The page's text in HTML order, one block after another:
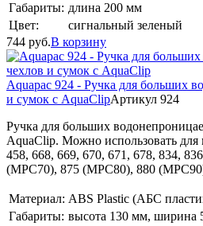
Габариты: длина 200 мм
Цвет:
сигнальный зеленый
744 руб.В корзину
Aquapac 924 - Ручка для больших
и сумок с AquaClipАртикул 924
Ручка для больших
AquaClip. Можно использовать для
458, 668, 669, 670, 671, 678, 834,
(MPC70), 875 (MPC80), 880
Материал: ABS Plastic (АБС
Габариты: высота 130 мм, ширина